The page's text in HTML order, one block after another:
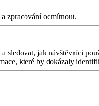
zpracování odmítnout.
jak návštěvníci
které by dokázaly